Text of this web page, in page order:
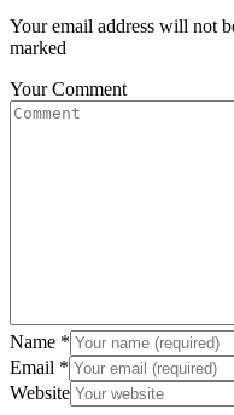
Your email address will not
marked
Your Comment
Name *
Email *
Website